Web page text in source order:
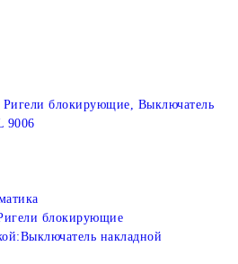
блокирующие, Выключатель
9006
блокирующие
Выключатель накладной